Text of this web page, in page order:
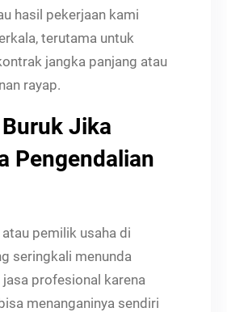
hasil pekerjaan kami
terutama untuk
jangka panjang atau
rayap.
Jika
Pengendalian
pemilik usaha di
seringkali menunda
profesional karena
menanganinya sendiri